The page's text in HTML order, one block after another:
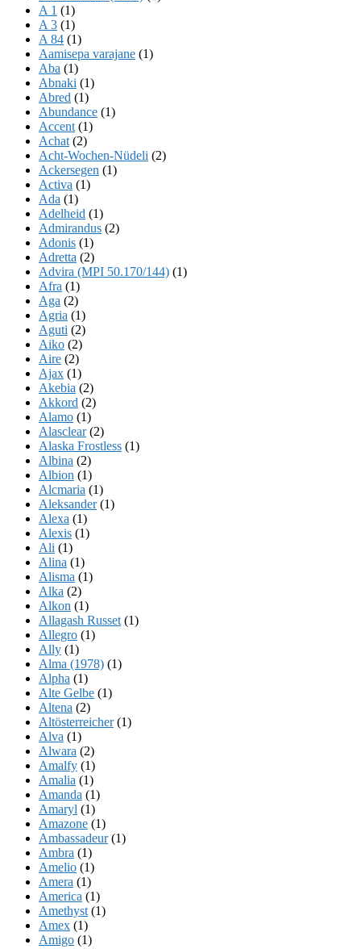
A 1 (1)
A 3 (1)
A 84 (1)
Aamisepa varajane (1)
Aba (1)
Abnaki (1)
Abred (1)
Abundance (1)
Accent (1)
Achat (2)
Acht-Wochen-Nüdeli (2)
Ackersegen (1)
Activa (1)
Ada (1)
Adelheid (1)
Admirandus (2)
Adonis (1)
Adretta (2)
Advira (MPI 50.170/144) (1)
Afra (1)
Aga (2)
Agria (1)
Aguti (2)
Aiko (2)
Aire (2)
Ajax (1)
Akebia (2)
Akkord (2)
Alamo (1)
Alasclear(2)
Alaska Frostless (1)
Albina (2)
Albion (1)
Alcmaria (1)
Aleksander(1)
Alexa (1)
Alexis (1)
Ali (1)
Alina (1)
Alisma (1)
Alka (2)
Alkon (1)
Allagash Russet (1)
Allegro (1)
Ally (1)
Alma (1978) (1)
Alpha (1)
Alte Gelbe (1)
Altena (2)
Altösterreicher(1)
Alva (1)
Alwara (2)
Amalfy (1)
Amalia (1)
Amanda (1)
Amaryl (1)
Amazone (1)
Ambassadeur(1)
Ambra (1)
Amelio (1)
Amera (1)
America (1)
Amethyst (1)
Amex (1)
Amigo (1)